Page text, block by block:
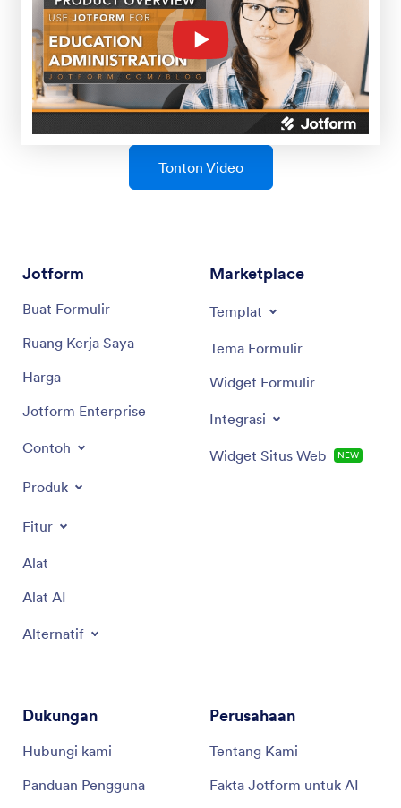
Tonton Video
Jotform
Buat Formulir
Ruang Kerja Saya
Harga
Jotform Enterprise
Contoh
Produk
Fitur
Alat
Alat AI
Alternatif
Marketplace
Templat
Tema Formulir
Widget Formulir
Integrasi
Widget Situs Web NEW
Dukungan
Hubungi kami
Panduan Pengguna
Perusahaan
Tentang Kami
Fakta Jotform untuk AI